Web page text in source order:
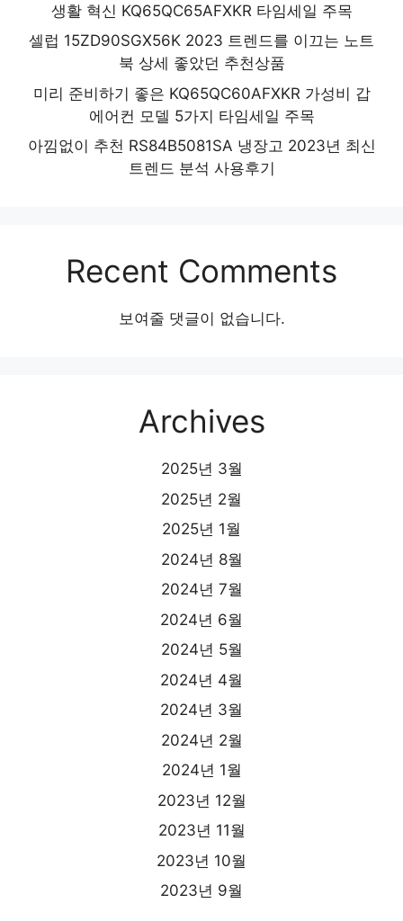
생활 혁신 KQ65QC65AFXKR 타임세일 주목
셀럽 15ZD90SGX56K 2023 트렌드를 이끄는 노트
북 상세 좋았던 추천상품
미리 준비하기 좋은 KQ65QC60AFXKR 가성비 갑
에어컨 모델 5가지 타임세일 주목
아낌없이 추천 RS84B5081SA 냉장고 2023년 최신
트렌드 분석 사용후기
Recent Comments
보여줄 댓글이 없습니다.
Archives
2025년 3월
2025년 2월
2025년 1월
2024년 8월
2024년 7월
2024년 6월
2024년 5월
2024년 4월
2024년 3월
2024년 2월
2024년 1월
2023년 12월
2023년 11월
2023년 10월
2023년 9월